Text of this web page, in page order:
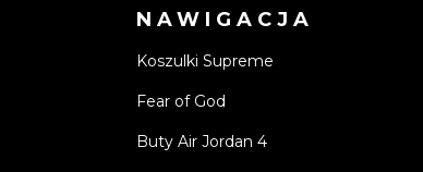
NAWIGACJA
Koszulki Supreme
Fear of God
Buty Air Jordan 4